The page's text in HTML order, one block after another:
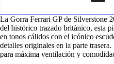
La Gorra Ferrari GP de Silverstone
del histórico trazado británico, esta
en tonos cálidos con el icónico
detalles originales en la parte
para máxima ventilación y